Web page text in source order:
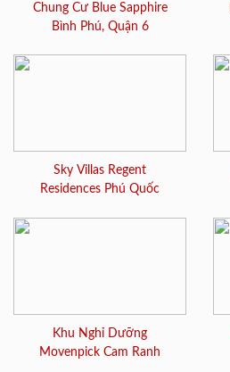
Chung Cư Blue Sapphire
Bình Phú, Quận 6
Sky Villas Regent
Residences Phú Quốc
Khu Nghỉ Dưỡng
Movenpick Cam Ranh